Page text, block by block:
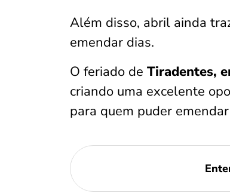
Além disso, abril ainda
emendar dias.
O feriado de Tiradentes,
criando uma excelente
para quem puder